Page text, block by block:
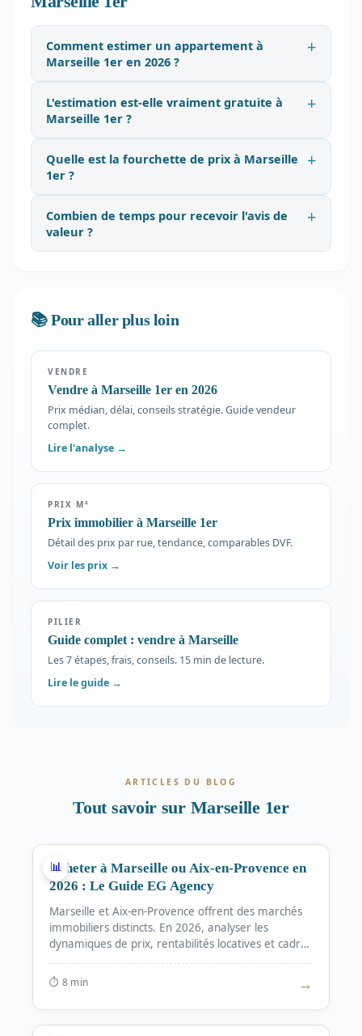
Comment estimer un appartement à
Marseille 1er en 2026 ?
L'estimation est-elle vraiment gratuite à
Marseille 1er ?
Quelle est la fourchette de prix à Marseille
1er ?
Combien de temps pour recevoir l'avis de
valeur ?
📚 Pour aller plus loin
VENDRE
Vendre à Marseille 1er en 2026
Prix médian, délai, conseils stratégie. Guide vendeur
complet.
Lire l'analyse →
PRIX M²
Prix immobilier à Marseille 1er
Détail des prix par rue, tendance, comparables DVF.
Voir les prix →
PILIER
Guide complet : vendre à Marseille
Les 7 étapes, frais, conseils. 15 min de lecture.
Lire le guide →
ARTICLES DU BLOG
Tout savoir sur Marseille 1er
📊
Acheter à Marseille ou Aix-en-Provence en
2026 : Le Guide EG Agency
Marseille et Aix-en-Provence offrent des marchés
immobiliers distincts. En 2026, analyser les
dynamiques de prix, rentabilités locatives et cadres
de vie est crucial pour un investissement éclairé.
EG Agency décrypte les tendances.
⏱ 8 min →
MARCHÉ